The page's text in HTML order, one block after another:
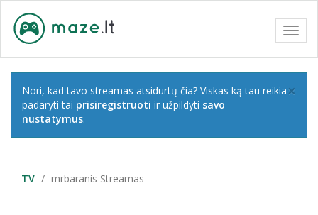
×
Nori, kad tavo streamas atsidurtų čia? Viskas ką tau reikia
padaryti tai prisiregistruoti ir užpildyti savo
nustatymus.
TV mrbaranis Streamas